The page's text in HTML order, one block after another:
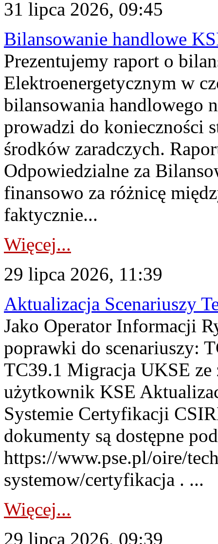
31 lipca 2026, 09:45
Bilansowanie handlowe
Prezentujemy raport o
Elektroenergetycznym w
bilansowania handlowego
prowadzi do konieczności
środków zaradczych.
Odpowiedzialne za
finansowo za różnicę
faktycznie...
Więcej...
29 lipca 2026, 11:39
Aktualizacja Scenariuszy
Jako Operator Informacji
poprawki do scenariuszy:
TC39.1 Migracja UKSE
użytkownik KSE
Systemie Certyfikacji
dokumenty są dostępne
https://www.pse.pl/oire/
systemow/certyfikacja . ...
Więcej...
29 lipca 2026, 09:39